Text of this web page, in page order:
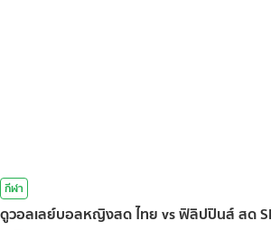
กีฬา
ดูวอลเลย์บอลหญิงสด ไทย vs ฟิลิปปินส์ สด